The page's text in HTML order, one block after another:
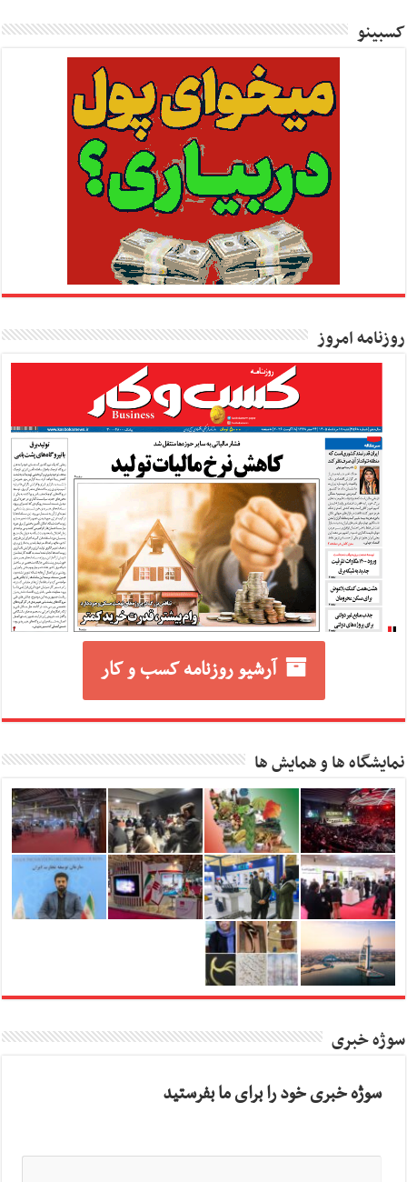
کسبینو
روزنامه امروز
آرشیو روزنامه کسب و کار
نمایشگاه ها و همایش ها
سوژه خبری
سوژه خبری خود را برای ما بفرستید